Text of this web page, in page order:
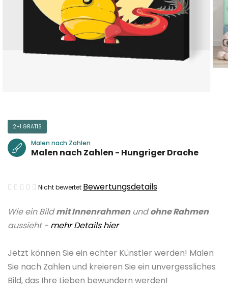
Wie ein Bildmit Innenrahmenundohne Rahmen
aussieht - mehr Details hier
Jetzt können Sie ein echter Künstler werden! Malen
Sie nach Zahlen und kreieren Sie ein unvergessliches
Bild, das Ihre Lieben bewundern werden!
2+1 GRATIS
Malen nach Zahlen
Malen nach Zahlen - Hungriger Drache
Die
Produktbewertung
ist
von
5
Sternen.
Nicht bewertet Bewertungsdetails